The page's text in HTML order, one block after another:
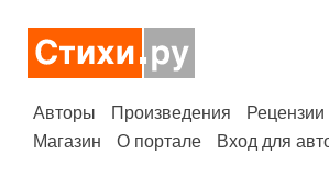
Авторы Произведения Рецензии
Магазин
О портале Вход для